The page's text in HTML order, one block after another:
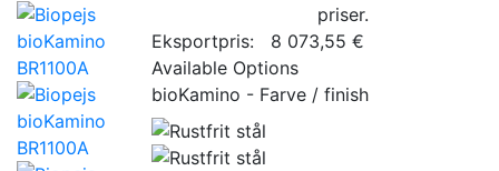
priser.
Eksportpris:
8 073,55 €
Available Options
bioKamino - Farve / finish